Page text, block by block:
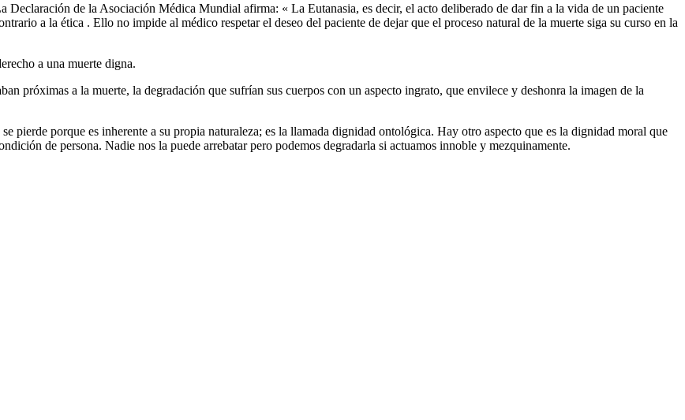
Declaración de la Asociación Médica Mundial afirma: « La Eutanasia, es decir, el acto deliberado de dar fin a la vida de un paciente
a la ética . Ello no impide al médico respetar el deseo del paciente de dejar que el proceso natural de la muerte siga su curso en la
a una muerte digna.
próximas a la muerte, la degradación que sufrían sus cuerpos con un aspecto ingrato, que envilece y deshonra la imagen de la
pierde porque es inherente a su propia naturaleza; es la llamada dignidad ontológica. Hay otro aspecto que es la dignidad moral que
de persona. Nadie nos la puede arrebatar pero podemos degradarla si actuamos innoble y mezquinamente.